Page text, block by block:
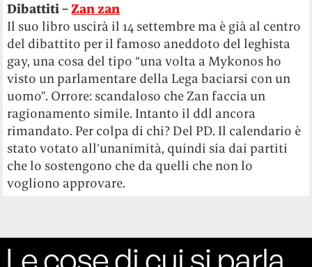
Dibattiti –Zan zan
Il suo libro uscirà il 14 settembre ma è già al centro
del dibattito per il famoso aneddoto del leghista
gay, una cosa del tipo “una volta a Mykonos ho
visto un parlamentare della Lega baciarsi con un
uomo”. Orrore: scandaloso che Zan faccia un
ragionamento simile. Intanto il ddl ancora
rimandato. Per colpa di chi? Del PD. Il calendario è
stato votato all’unanimità, quindi sia dai partiti
che lo sostengono che da quelli che non lo
vogliono approvare.
Le cose di cui si parla,